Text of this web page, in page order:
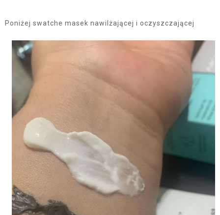
Poniżej swatche masek nawilżającej i oczyszczającej